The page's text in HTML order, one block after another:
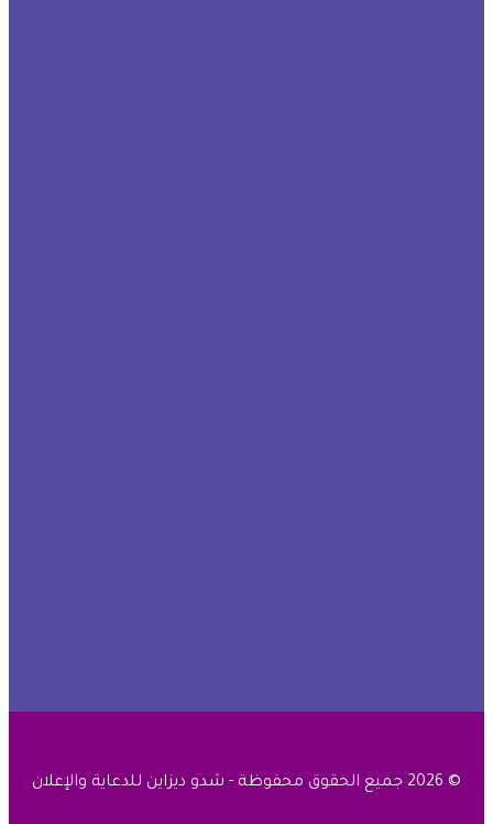
© 2026 جميع الحقوق محفوظة - شدو ديزاين للدعاية والإعلان